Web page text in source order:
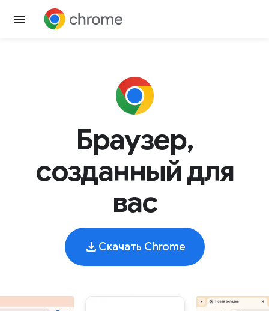
Браузер,
созданный для
вас
Скачать Chrome